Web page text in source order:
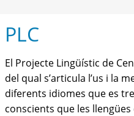
PLC
El Projecte Lingüístic de
del qual s’articula l’us i la
diferents idiomes que es
conscients que les